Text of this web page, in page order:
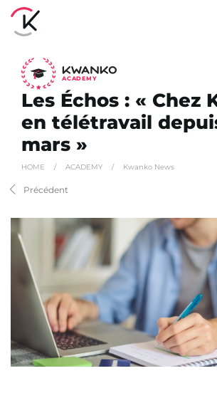
ACADEMY
Les Échos : « Chez
en télétravail
mars »
HOME / ACADEMY / Kwanko News
Précédent